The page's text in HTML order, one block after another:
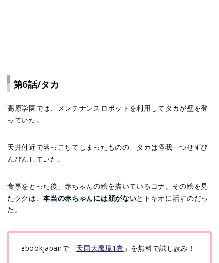
第6話/タカ
高原学園では、メンテナンスロボットを利用してタカが壁を登
っていた。
天井付近で落っこちてしまったものの、タカは怪我一つせずぴ
んぴんしていた。
食事をとった後、赤ちゃんの絵を描いているコナ。その絵を見
たククは、本当の赤ちゃんには顔がないとトキオに話すのだっ
た。
ebookjapanで「天国大魔境1巻 」を無料で試し読み！